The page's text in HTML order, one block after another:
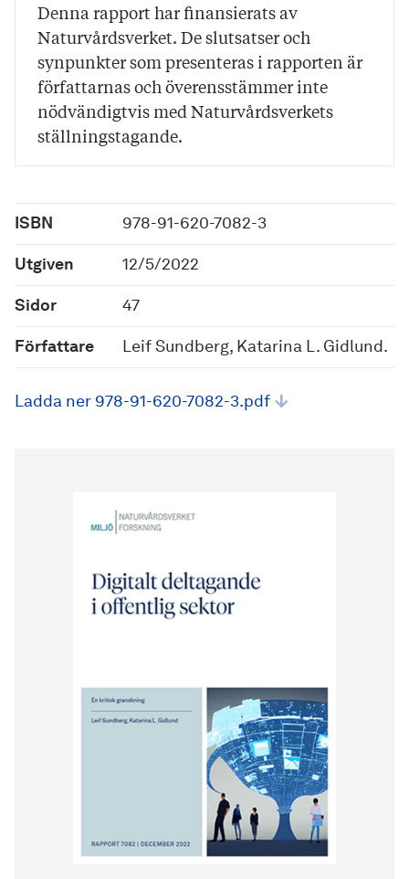
Denna rapport har finansierats av
Naturvårdsverket. De slutsatser och
synpunkter som presenteras i rapporten är
författarnas och överensstämmer inte
nödvändigtvis med Naturvårdsverkets
ställningstagande.
ISBN 978-91-620-7082-3
Utgiven 12/5/2022
Sidor 47
Författare Leif Sundberg, Katarina L. Gidlund.
Ladda ner 978-91-620-7082-3.pdf